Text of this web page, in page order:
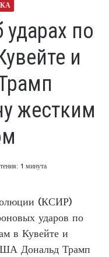
по
и
жестким
1 минута
(КСИР)
ударов по
в Кувейте и
Дональд Трамп